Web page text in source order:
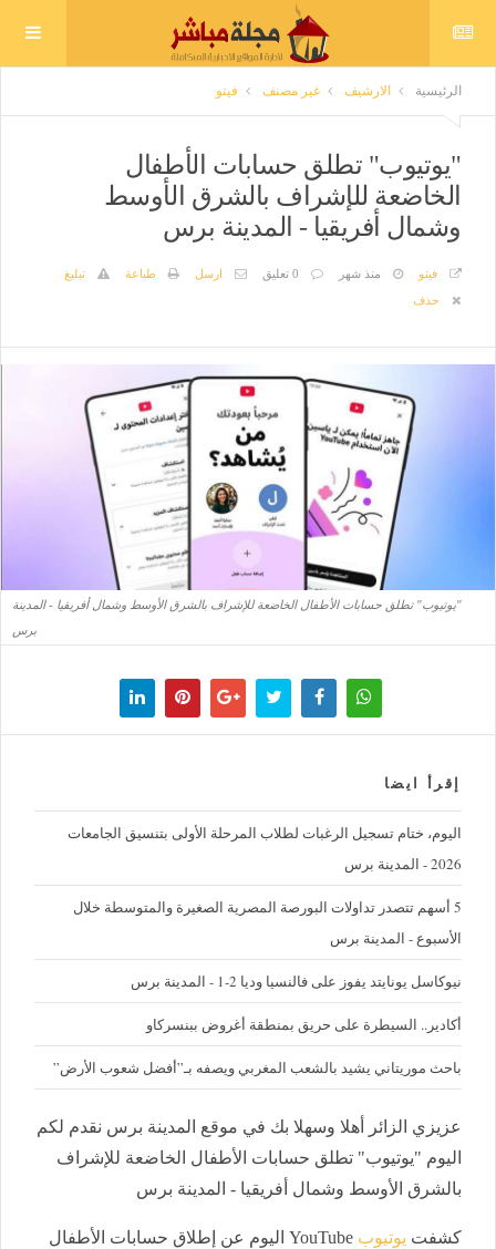
الرئيسية الارشيف غير مصنف فيتو
"يوتيوب" تطلق حسابات الأطفال
الخاضعة للإشراف بالشرق الأوسط
وشمال أفريقيا - المدينة برس
فيتو منذ شهر 0 تعليق ارسل طباعة
تبليغ
حذف
"يوتيوب" تطلق حسابات الأطفال الخاضعة للإشراف بالشرق الأوسط وشمال أفريقيا - المدينة
برس
إقرأ ايضا
اليوم، ختام تسجيل الرغبات لطلاب المرحلة الأولى بتنسيق الجامعات
2026 - المدينة برس
5 أسهم تتصدر تداولات البورصة المصرية الصغيرة والمتوسطة خلال
الأسبوع - المدينة برس
نيوكاسل يونايتد يفوز على فالنسيا وديا 2-1 - المدينة برس
أكادير.. السيطرة على حريق بمنطقة أغروض ببنسركاو
باحث موريتاني يشيد بالشعب المغربي ويصفه بـ”أفضل شعوب الأرض”
عزيزي الزائر أهلا وسهلا بك في موقع المدينة برس نقدم لكم
اليوم "يوتيوب" تطلق حسابات الأطفال الخاضعة للإشراف
بالشرق الأوسط وشمال أفريقيا - المدينة برس
كشفت يوتيوب
YouTube اليوم عن إطلاق حسابات الأطفال